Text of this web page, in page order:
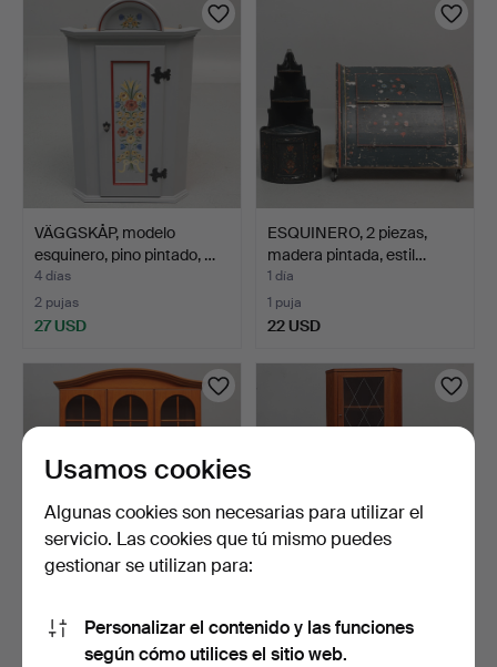
VÄGGSKÅP, modelo
esquinero, pino pintado, …
4 días
2 pujas
27 USD
ESQUINERO, 2 piezas,
madera pintada, estil…
1 día
1 puja
22 USD
con iluminación, mader…
chapa de roble y crista…
4 días
Usamos cookies
Algunas cookies son necesarias para utilizar el
servicio. Las cookies que tú mismo puedes
gestionar se utilizan para:
Personalizar el contenido y las funciones
según cómo utilices el sitio web.